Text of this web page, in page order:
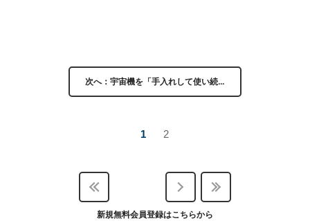
次へ：宇宙機を「手入れして使い続…
1 2
新規無料会員登録はこちらから